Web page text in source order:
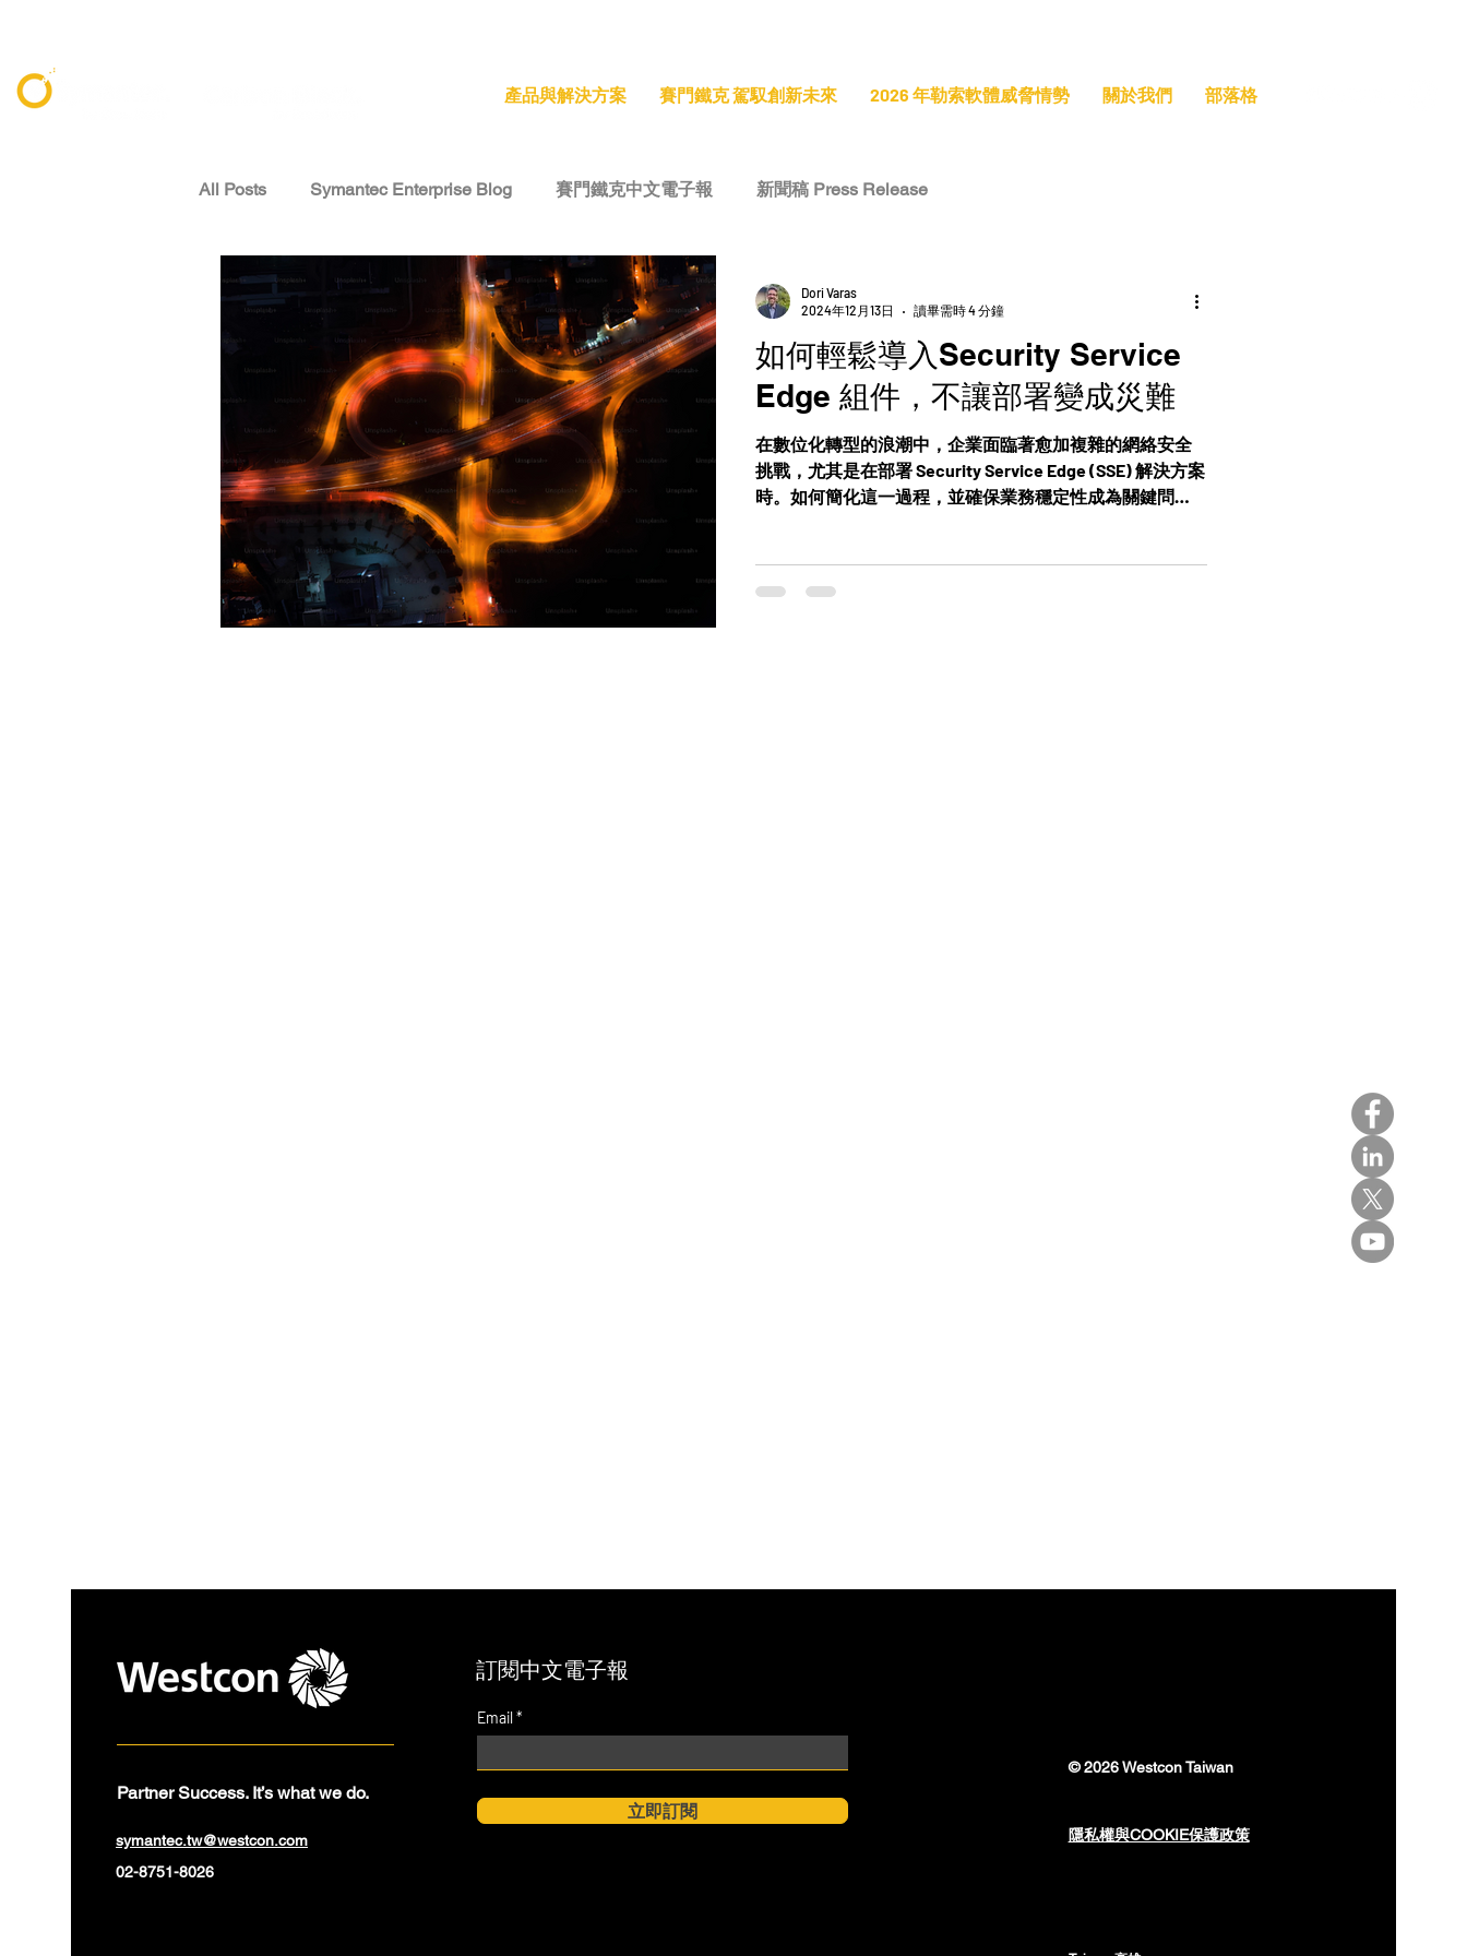
產品與解決方案 賽門鐵克 駕馭創新未來 2026 年勒索軟體威脅情勢 關於我們 部落格
All Posts Symantec Enterprise Blog 賽門鐵克中文電子報 新聞稿 Press Release
資安威脅情報 Threat Intelligence 技術洞察 Tech Insight
專家觀點 Expert Perspectives
如何輕鬆導入Security Service
Edge 組件，不讓部署變成災難
在數位化轉型的浪潮中，企業面臨著愈加複雜的網絡安全
挑戰，尤其是在部署 Security Service Edge (SSE) 解決方案
時。如何簡化這一過程，並確保業務穩定性成為關鍵問
Dori Varas
2024年12月13日
讀畢需時 4 分鐘
Partner Success. It’s what we do.
symantec.tw@westcon.com
02-8751-8026
訂閱中文電子報
Email
立即訂閱
© 2026 Westcon Taiwan
隱私權與COOKIE保護政策